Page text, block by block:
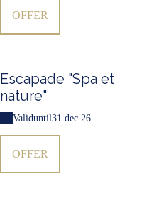
OFFER
Escapade "Spa et
nature"
Validuntil31 dec 26
OFFER